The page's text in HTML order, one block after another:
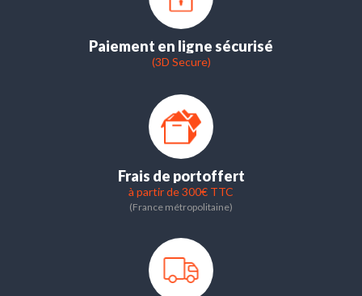
Paiement en ligne sécurisé
(3D Secure)
Frais de portoffert
à partir de 300€ TTC
(France métropolitaine)